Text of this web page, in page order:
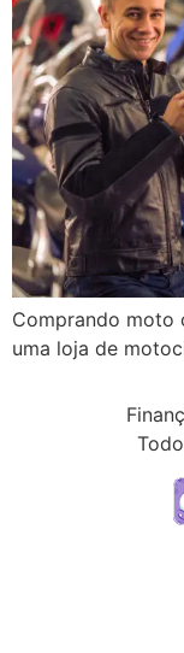
Comprando moto
uma loja de